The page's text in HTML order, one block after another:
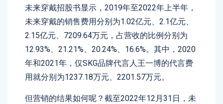
未来穿戴招股书显示，2019年至2022年上半年，
未来穿戴的销售费用分别为1.02亿元、2.1亿元、
2.15亿元、7209.64万元，占营收的比例分别为
12.93%、21.21%、20.24%、16.6%。其中，2020
年和2021年，仅SKG品牌代言人王一博的代言费
用就分别为1237.18万元、2201.57万元。
但营销的结果如何呢？截至2022年12月31日，未